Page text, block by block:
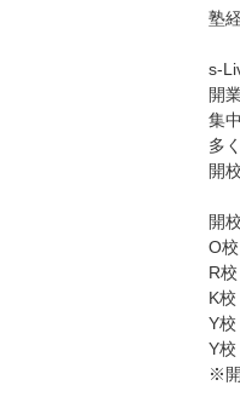
塾
s-
開
集
多
開
開
O
R
K
Y
Y
※